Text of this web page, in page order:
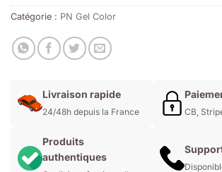
Catégorie : PN Gel Color
Livraison rapide
24/48h depuis la France CB,
Produits
authentiques